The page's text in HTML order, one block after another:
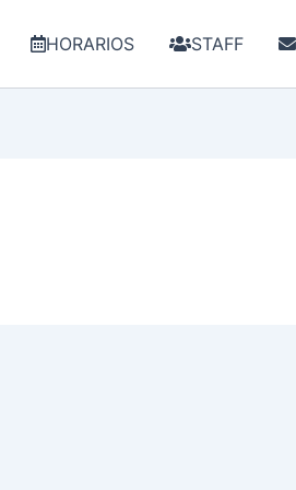
HORARIOS STAFF